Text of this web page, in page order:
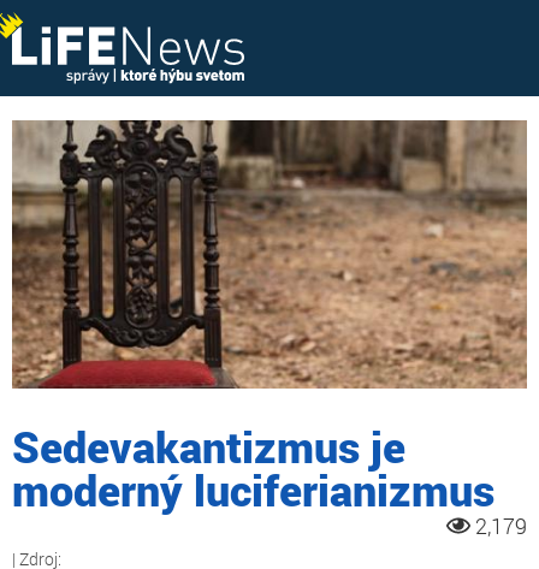
Sedevakantizmus je
moderný luciferianizmus
2,179